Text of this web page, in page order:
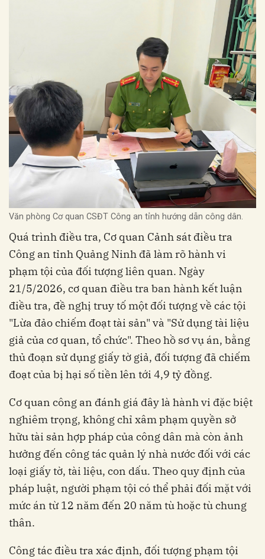
Văn phòng Cơ quan CSĐT Công an tỉnh hướng dẫn công dân.
Quá trình điều tra, Cơ quan Cảnh sát điều tra
Công an tỉnh Quảng Ninh đã làm rõ hành vi
phạm tội của đối tượng liên quan. Ngày
21/5/2026, cơ quan điều tra ban hành kết luận
điều tra, đề nghị truy tố một đối tượng về các tội
"Lừa đảo chiếm đoạt tài sản" và "Sử dụng tài liệu
giả của cơ quan, tổ chức". Theo hồ sơ vụ án, bằng
thủ đoạn sử dụng giấy tờ giả, đối tượng đã chiếm
đoạt của bị hại số tiền lên tới 4,9 tỷ đồng.
Cơ quan công an đánh giá đây là hành vi đặc biệt
nghiêm trọng, không chỉ xâm phạm quyền sở
hữu tài sản hợp pháp của công dân mà còn ảnh
hưởng đến công tác quản lý nhà nước đối với các
loại giấy tờ, tài liệu, con dấu. Theo quy định của
pháp luật, người phạm tội có thể phải đối mặt với
mức án từ 12 năm đến 20 năm tù hoặc tù chung
thân.
Công tác điều tra xác định, đối tượng phạm tội